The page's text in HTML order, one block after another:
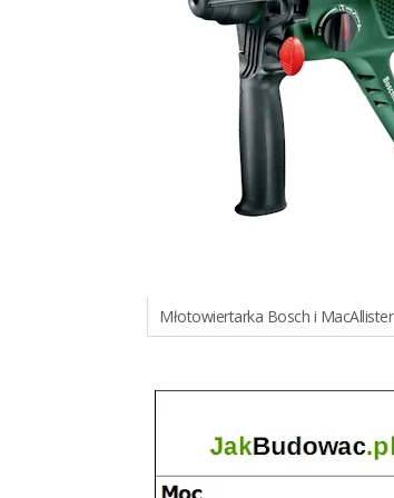
Młotowiertarka Bosch i MacAllister